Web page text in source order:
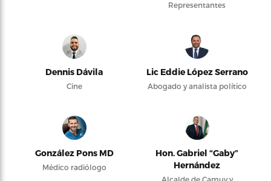
Representantes
Dennis Dávila
Cine
Lic Eddie López Serrano
Abogado y analista político
González Pons MD
Médico radiólogo
Hon. Gabriel “Gaby”
Hernández
Alcalde de Camuy y